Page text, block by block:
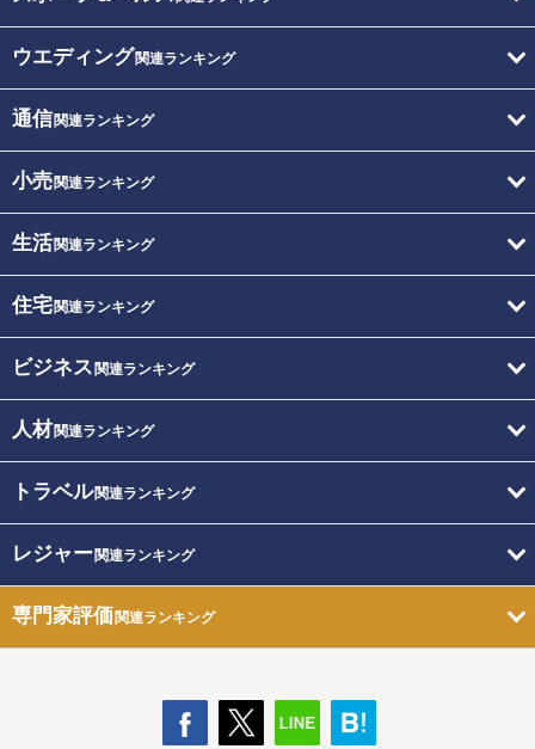
ウエディング関連ランキング
通信関連ランキング
小売関連ランキング
生活関連ランキング
住宅関連ランキング
ビジネス 関連ランキング
人材関連ランキング
トラベル関連ランキング
レジャー関連ランキング
専門家評価関連ランキング